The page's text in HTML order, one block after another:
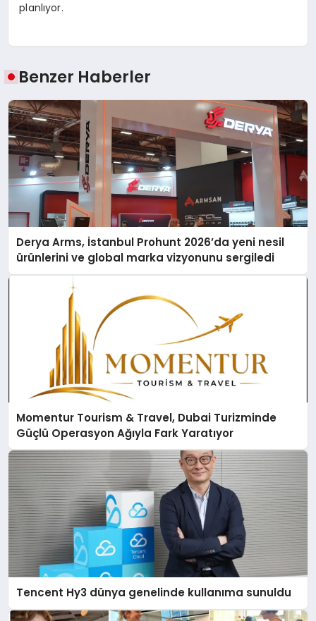
planlıyor.
Benzer Haberler
Derya Arms, İstanbul Prohunt 2026’da yeni nesil
ürünlerini ve global marka vizyonunu sergiledi
Momentur Tourism & Travel, Dubai Turizminde
Güçlü Operasyon Ağıyla Fark Yaratıyor
Tencent Hy3 dünya genelinde kullanıma sunuldu